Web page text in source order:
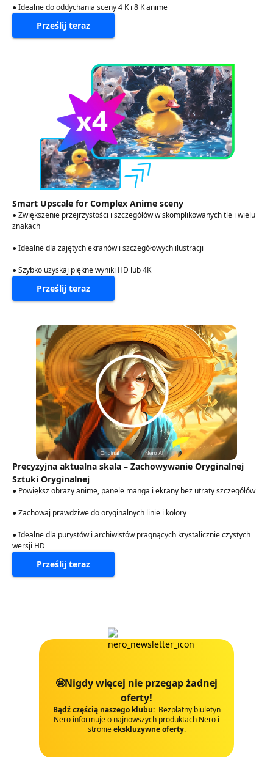
● Idealne do oddychania sceny 4 K i 8 K anime
Prześlij teraz
Smart Upscale for Complex Anime sceny
● Zwiększenie przejrzystości i szczegółów w skomplikowanych tle i wielu
znakach
● Idealne dla zajętych ekranów i szczegółowych ilustracji
● Szybko uzyskaj piękne wyniki HD lub 4K
Prześlij teraz
Precyzyjna aktualna skala – Zachowywanie Oryginalnej
Sztuki Oryginalnej
● Powiększ obrazy anime, panele manga i ekrany bez utraty szczegółów
● Zachowaj prawdziwe do oryginalnych linie i kolory
● Idealne dla purystów i archiwistów pragnących krystalicznie czystych
wersji HD
Prześlij teraz
🤩Nigdy więcej nie przegap żadnej
oferty!
Bądź częścią naszego klubu: Bezpłatny biuletyn
Nero informuje o najnowszych produktach Nero i
stronieekskluzywne oferty.